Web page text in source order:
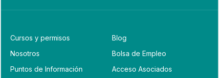
Cursos y permisos
Nosotros
Puntos de Información
Blog
Bolsa de Empleo
Acceso Asociados